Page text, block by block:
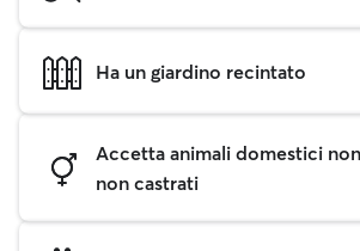
Ha un giardino recintato
Accetta animali domestici
non castrati